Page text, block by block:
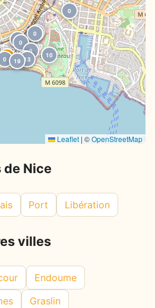
0 27
66
0
19 0
0
0
13
0
20
10
0
0
Leaflet | ©OpenStreetMap
Nice
Port Libération
villes
Endoume
Graslin